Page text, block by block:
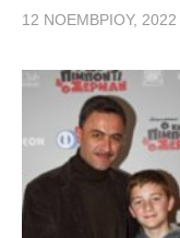
12 ΝΟΕΜΒΡΊΟΥ, 2022